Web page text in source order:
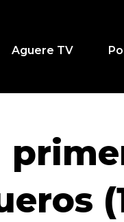
Aguere TV